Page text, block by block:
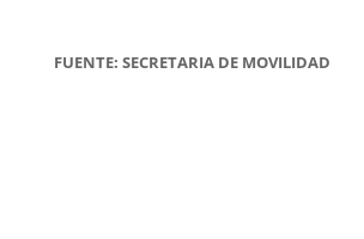
FUENTE: SECRETARIA DE MOVILIDAD